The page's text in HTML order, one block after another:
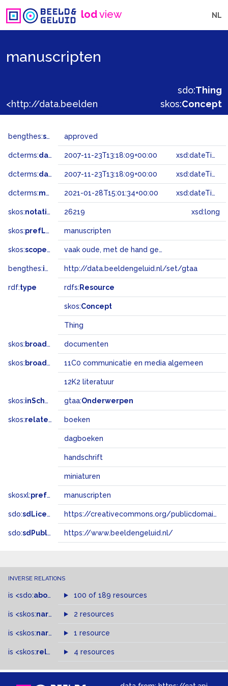
lodview NL
manuscripten
sdo:Thing
skos:Concept
bengthes:status approved
dcterms:dateAccepted 2007-11-23T13:18:09+00:00 xsd:dateTime
dcterms:dateSubmitted 2007-11-23T13:18:09+00:00 xsd:dateTime
dcterms:modified 2021-01-28T15:01:34+00:00 xsd:dateTime
skos:notation 26219 xsd:long
skos:prefLabel manuscripten
skos:scopeNote vaak oude, met de hand geschreven documenten
bengthes:inSet http://data.beeldengeluid.nl/set/gtaa
rdf:type rdfs: Resource
skos:Concept
Thing
skos: broader documenten
skos: broadMatch 11C0 communicatie en media algemeen
12K2 literatuur
skos:inScheme gtaa:Onderwerpen
skos:related boeken
dagboeken
handschrift
miniaturen
skosxl:prefLabel manuscripten
sdo:sdLicense https://creativecommons.org/publicdomain/zero/1.0/
sdo:sdPublisher https://www.beeldengeluid.nl/
INVERSE RELATIONS
is <sdo:about of 100 of 189 resources
is <skos:narrowMatch >of
2 resources
is <skos:narrower >of
1 resource
is <skos:related > of4 resources